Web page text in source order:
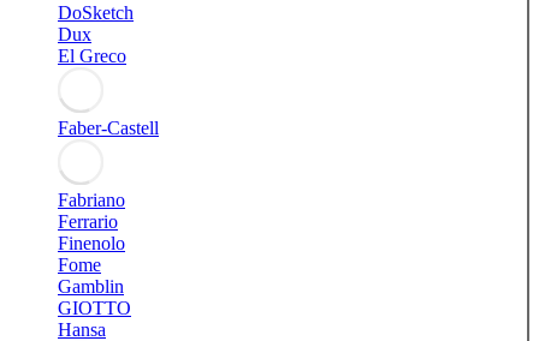
DoSketch
Dux
El Greco
Faber-Castell
Fabriano
Ferrario
Finenolo
Fome
Gamblin
GIOTTO
Hansa